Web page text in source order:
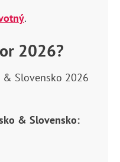
.
2026?
& Slovensko 2026
& Slovensko: